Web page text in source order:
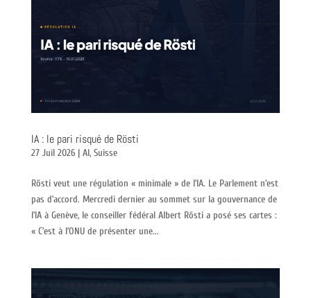
IA : le pari risqué de Rösti
27 Juil 2026| AI, Suisse
Rösti veut une régulation « minimale » de l’IA. Le Parlement n’est
pas d’accord. Mercredi dernier au sommet sur la gouvernance de
l’IA à Genève, le conseiller fédéral Albert Rösti a posé ses cartes :
« C’est à l’ONU de présenter une...